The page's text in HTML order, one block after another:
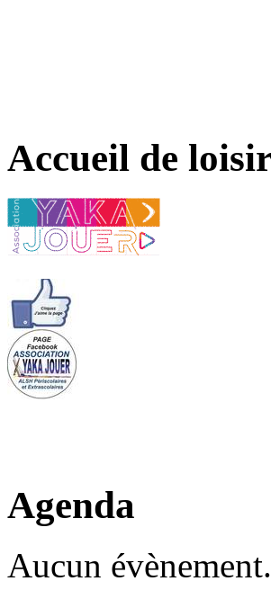
Accueil de
Agenda
Aucun évènement.